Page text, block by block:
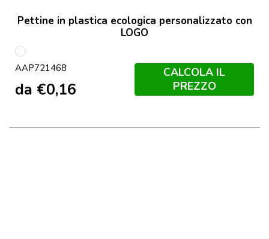
Pettine in plastica ecologica personalizzato con
LOGO
multicolore
AAP721468
da €0,16
CALCOLA IL
PREZZO